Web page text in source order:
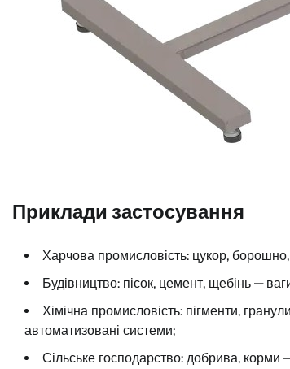
Приклади застосування
Харчова промисловість: цукор, борошно,
Будівництво: пісок, цемент, щебінь —
Хімічна промисловість: пігменти,
автоматизовані системи;
Сільське господарство: добрива, корми